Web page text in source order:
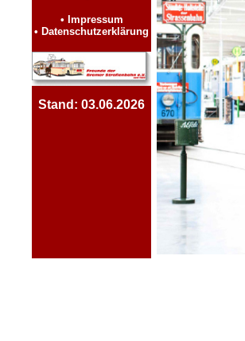
• Impressum
• Datenschutzerklärung
Stand: 03.06.2026